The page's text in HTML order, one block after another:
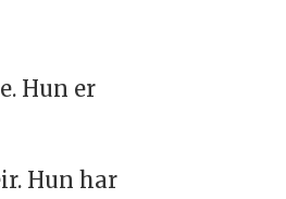
Hun er
Hun har